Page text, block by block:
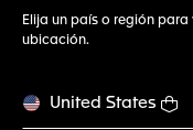
Elija un país o región
ubicación.
United States